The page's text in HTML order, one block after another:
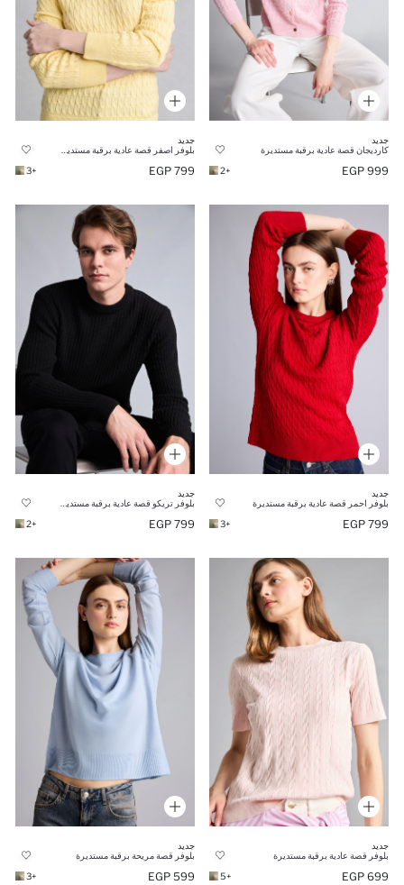
جديد
كارديجان قصة عادية برقبة مستديرة
999 EGP
+2
جديد
799 EGP
+3
جديد
بلوفر احمر قصة عادية برقبة مستديرة
799 EGP
+3
جديد
799 EGP
+2
جديد
بلوفر قصة عادية برقبة مستديرة
699 EGP
+5
جديد
بلوفر قصة مريحة برقبة مستديرة
599 EGP
+3